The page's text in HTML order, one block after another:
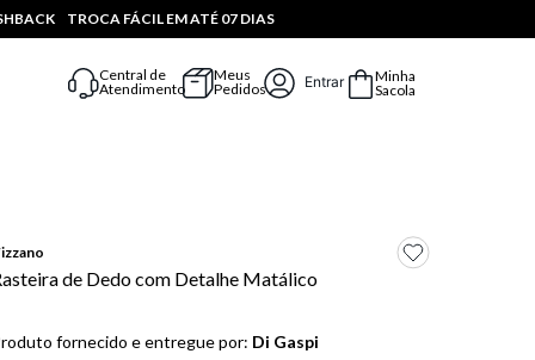
TROCA FÁCIL EM ATÉ 07 DIAS
Central de
Atendimento
Meus
Pedidos
Entrar
Minha
Sacola
de Dedo com Detalhe Matálico
fornecido e entregue por: Di Gaspi